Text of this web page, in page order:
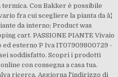
Con Bakker è possibile
fra cui scegliere la pianta da â¦
da interno; Product was
cart. PASSIONE PIANTE Vivaio
esterno P Iva IT07909800729 -
sei soddisfatto. Scopri i prodotti
con consegna a casa tua.
ricerca. Aggiorna l'indirizzo di